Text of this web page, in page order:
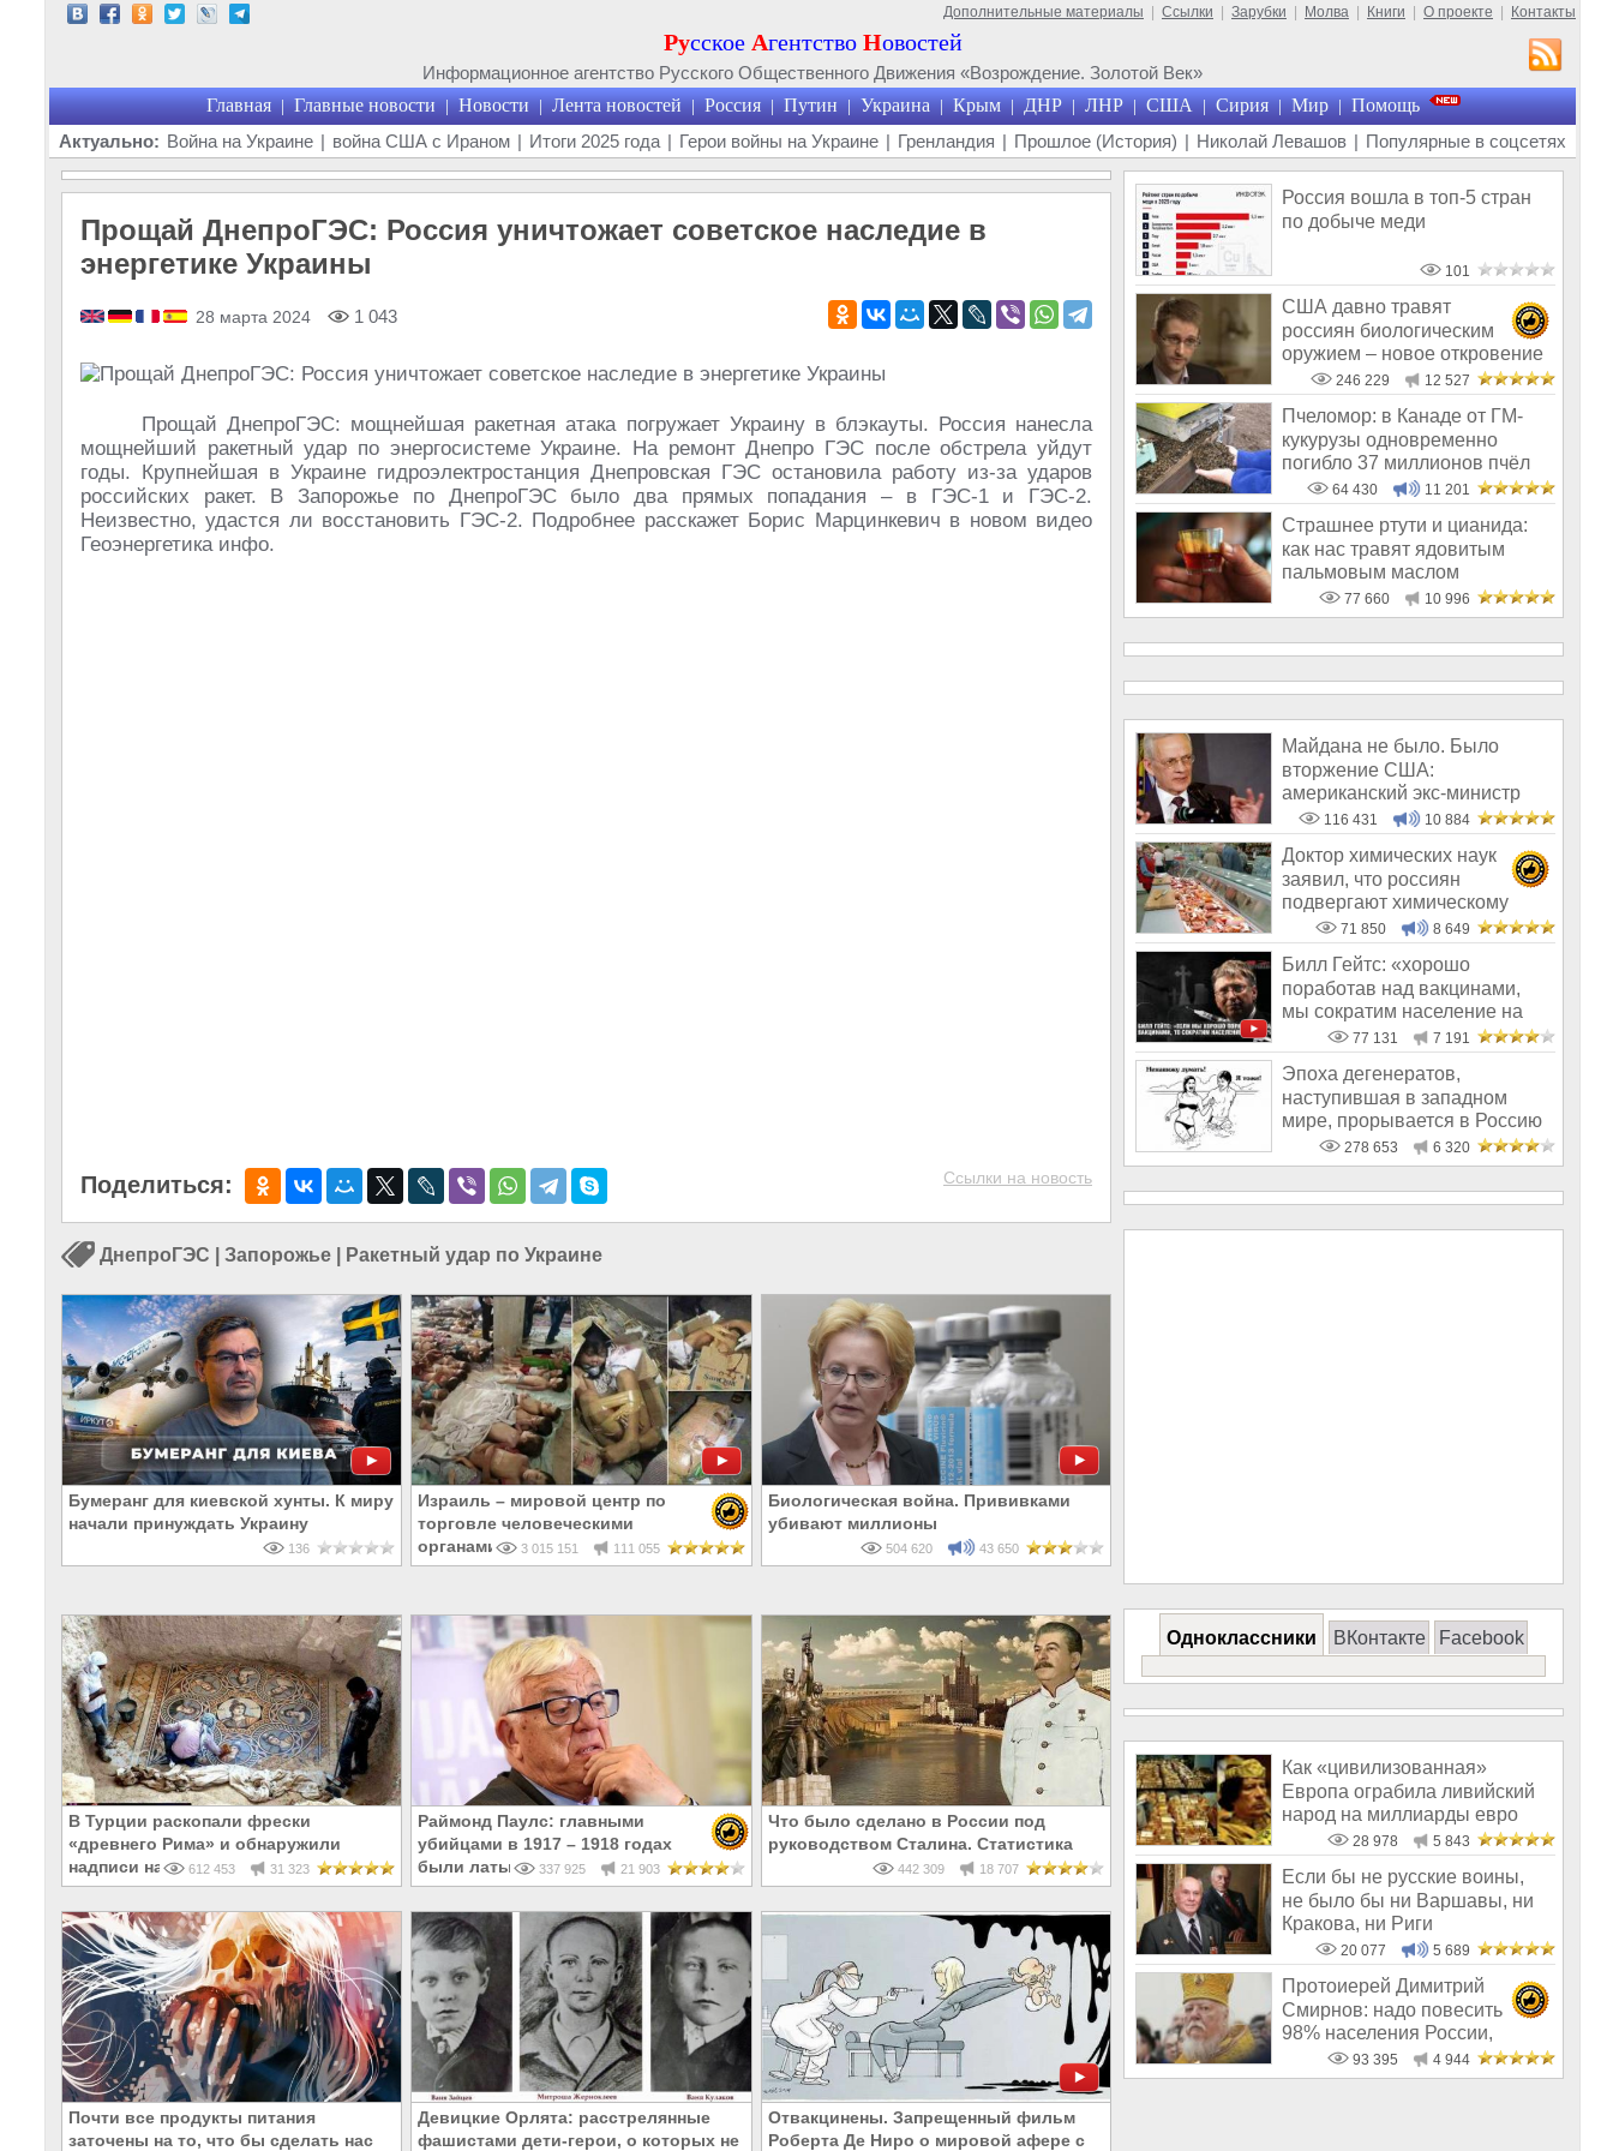
Дополнительные материалы Ссылки Зарубки Молва Книги О проекте Контакты
Русское Агентство Новостей
Информационное агентство Русского Общественного Движения «Возрождение. Золотой Век»
Главная | Главные новости | Новости | Лента новостей | Россия | Путин | Украина | Крым | ДНР | ЛНР | США | Сирия | Мир | Помощь
Актуально: Война на Украине | война США с Ираном | Итоги 2025 года | Герои войны на Украине | Гренландия | Прошлое (История) | Николай Левашов | Популярные в соцсетях
Прощай ДнепроГЭС: Россия уничтожает советское наследие в
энергетике Украины
28 марта 2024 1 043
Прощай ДнепроГЭС: мощнейшая ракетная атака погружает Украину в блэкауты. Россия нанесла
мощнейший ракетный удар по энергосистеме Украине. На ремонт Днепро ГЭС после обстрела уйдут
годы. Крупнейшая в Украине гидроэлектростанция Днепровская ГЭС остановила работу из-за ударов
российских ракет. В Запорожье по ДнепроГЭС было два прямых попадания – в ГЭС-1 и ГЭС-2.
Неизвестно, удастся ли восстановить ГЭС-2. Подробнее расскажет Борис Марцинкевич в новом видео
Геоэнергетика инфо.
Поделиться: Ссылки на новость
ДнепроГЭС Запорожье Ракетный удар по Украине
Бумеранг для киевской хунты. К миру
начали принуждать Украину
136
Израиль – мировой центр по
торговле человеческими
органами
3 015 151 111 055
Биологическая война. Прививками
убивают миллионы
504 620 43 650
В Турции раскопали фрески
«древнего Рима» и обнаружили
надписи на Русском!
612 453 31 323
Раймонд Паулс: главными
убийцами в 1917 – 1918 годах
были латыши и евреи, а не русские
337 925 21 903
Что было сделано в России под
руководством Сталина. Статистика
442 309 18 707
Почти все продукты питания
заточены на то, что бы сделать нас
Девицкие Орлята: расстрелянные
фашистами дети-герои, о которых не
Отвакцинены. Запрещенный фильм
Роберта Де Ниро о мировой афере с
Россия вошла в топ-5 стран
по добыче меди
101
США давно травят
россиян биологическим
оружием – новое откровение
Эдварда Сноудена
246 229 12 527
Пчеломор: в Канаде от ГМ-
кукурузы одновременно
погибло 37 миллионов пчёл
64 430 11 201
Страшнее ртути и цианида:
как нас травят ядовитым
пальмовым маслом
77 660 10 996
Майдана не было. Было
вторжение США:
американский экс-министр
написал открытое пись
116 431 10 884
Доктор химических наук
заявил, что россиян
подвергают химическому
геноциду71 850 8 649
Билл Гейтс: «хорошо
поработав над вакцинами,
мы сократим население на
10-15%»77 131 7 191
Эпоха дегенератов,
наступившая в западном
мире, прорывается в Россию
278 653 6 320
Одноклассники ВКонтакте Facebook
Как «цивилизованная»
Европа ограбила ливийский
народ на миллиарды евро
28 978 5 843
Если бы не русские воины,
не было бы ни Варшавы, ни
Кракова, ни Риги
20 077 5 689
Протоиерей Димитрий
Смирнов: надо повесить
98% населения России,
чтобы восторжество
93 395 4 944